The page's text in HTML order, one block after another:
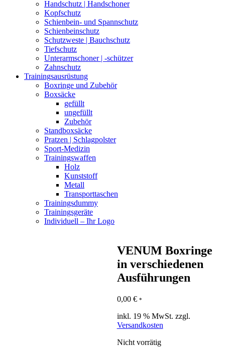
Handschutz | Handschoner
Kopfschutz
Schienbein- und Spannschutz
Schienbeinschutz
Schutzweste | Bauchschutz
Tiefschutz
Unterarmschoner | -schützer
Zahnschutz
Trainingsausrüstung
Boxringe und Zubehör
Boxsäcke
gefüllt
ungefüllt
Zubehör
Standboxsäcke
Pratzen | Schlagpolster
Sport-Medizin
Trainingswaffen
Holz
Kunststoff
Metall
Transporttaschen
Trainingsdummy
Trainingsgeräte
Individuell – Ihr Logo
VENUM Boxringe
in verschiedenen
Ausführungen
0,00 € *
inkl. 19 % MwSt. zzgl.
Versandkosten
Nicht vorrätig